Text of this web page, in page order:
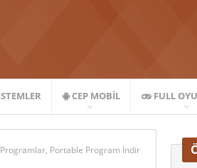
CEP MOBIL FULL
, Portable Program İndir